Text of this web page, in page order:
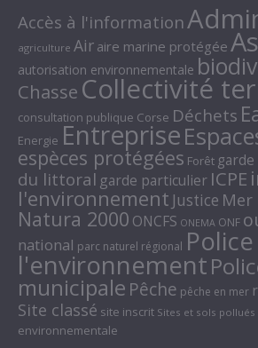
Accès à l'information
agriculture Air aire marine protégée
autorisation environnementale
Chasse Collectivité
consultation publique Corse Déchets
Energie Entreprise
espèces protégées Forêt
du littoral garde particulier ICPE
l'environnement Justice
Natura 2000 ONCFS ONEMA ONF
national parc naturel régional
l'environnement
municipale Pêche pêche en mer
Site classé site inscrit Sites et sols pollués
environnementale